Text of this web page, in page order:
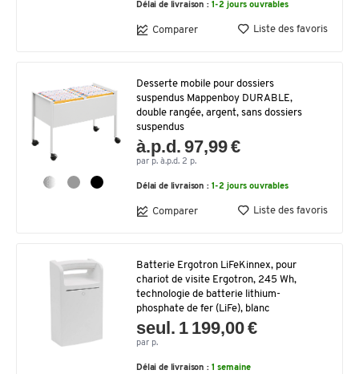
Délai de livraison : 1-2 jours ouvrables
Comparer Liste des favoris
Desserte mobile pour dossiers
suspendus Mappenboy DURABLE,
double rangée, argent, sans dossiers
suspendus
à.p.d. 97,99 €
par p. à.p.d. 2 p.
Délai de livraison : 1-2 jours ouvrables
Comparer Liste des favoris
Batterie Ergotron LiFeKinnex, pour
chariot de visite Ergotron, 245 Wh,
technologie de batterie lithium-
phosphate de fer (LiFe), blanc
seul. 1 199,00 €
par p.
Délai de livraison : 1 semaine